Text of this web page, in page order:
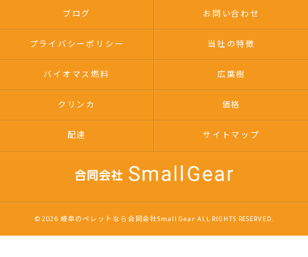
ブログ お問い合わせ
プライバシーポリシー 当社の特徴
バイオマス燃料 広葉樹
クリンカ 価格
配達 サイトマップ
© 2026 岐阜のペレットなら合同会社Small Gear ALL RIGHTS RESERVED.